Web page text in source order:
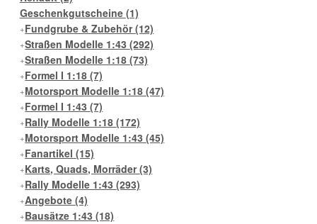
Geschenkgutscheine (1)
Fundgrube & Zubehör(12)
Straßen Modelle 1:43(292)
Straßen Modelle 1:18(73)
Formel I 1:18(7)
Motorsport Modelle 1:18(47)
Formel I 1:43(7)
Rally Modelle 1:18(172)
Motorsport Modelle 1:43(45)
Fanartikel(15)
Karts, Quads, Morräder(3)
Rally Modelle 1:43(293)
Angebote(4)
Bausätze 1:43(18)